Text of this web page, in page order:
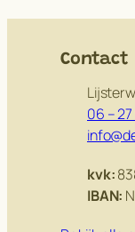
Contact
06 –
kvk:
IBAN: